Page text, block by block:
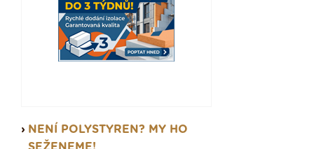
NENÍ POLYSTYREN? MY HO